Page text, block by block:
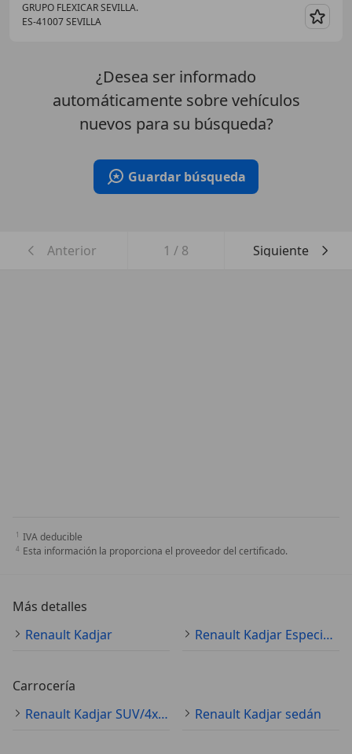
GRUPO FLEXICAR SEVILLA.
ES-41007 SEVILLA
¿Desea ser informado
automáticamente sobre vehículos
nuevos para su búsqueda?
Guardar búsqueda
Anterior 1 / 8 Siguiente
IVA deducible
Esta información la proporciona el proveedor del certificado.
Más detalles
Renault Kadjar
Renault Kadjar Especificaciones técnicas
Carrocería
Renault Kadjar SUV/4x4/pickup
Renault Kadjar sedán